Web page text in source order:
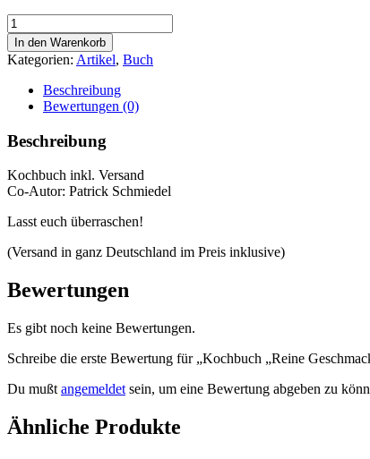
Kochbuch
"Reine
Geschmacksache"-
Gleiche
Komponenten-
zwei
verschiedene
Gerichte
Menge
In den Warenkorb
Kategorien: Artikel, Buch
Beschreibung
Bewertungen (0)
Beschreibung
Kochbuch inkl. Versand
Co-Autor: Patrick Schmiedel
Lasst euch überraschen!
(Versand in ganz Deutschland im Preis inklusive)
Bewertungen
Es gibt noch keine Bewertungen.
Schreibe die erste Bewertung für „Kochbuch „Reine
Du mußt angemeldet sein, um eine Bewertung abgeben zu
Ähnliche Produkte